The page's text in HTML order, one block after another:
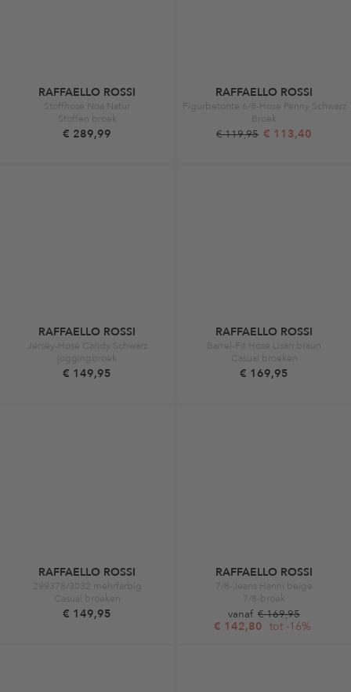
RAFFAELLO ROSSI
Stoffhose Noa Natur
Stoffen broek
€ 289,99
RAFFAELLO ROSSI
Figurbetonte 6/8-Hose Penny Schwarz
Broek
€ 119,95 € 113,40
RAFFAELLO ROSSI
Jersey-Hose Candy Schwarz
joggingbroek
€ 149,95
RAFFAELLO ROSSI
Barrel-Fit Hose Lisan braun
Casual broeken
€ 169,95
RAFFAELLO ROSSI
299378/3032 mehrfarbig
Casual broeken
€ 149,95
RAFFAELLO ROSSI
7/8-Jeans Hanni beige
7/8-broek
vanaf € 169,95
€ 142,80 tot -16%